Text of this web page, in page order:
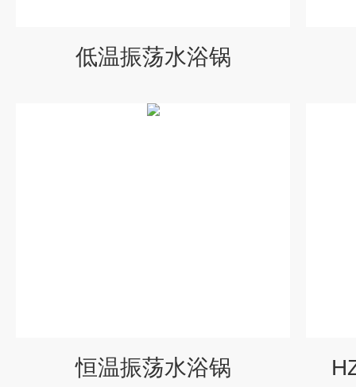
低温振荡水浴锅
恒温振荡水浴锅